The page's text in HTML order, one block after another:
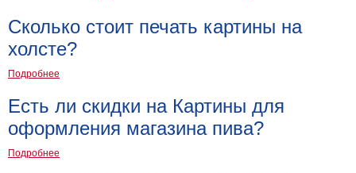
Сколько стоит печать картины на
холсте?
Подробнее
Есть ли скидки на Картины для
оформления магазина пива?
Подробнее